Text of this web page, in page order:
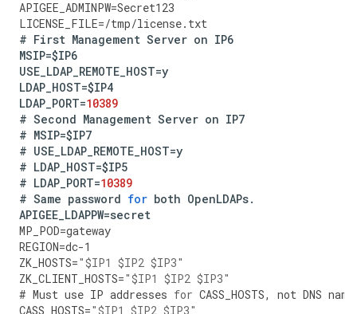
APIGEE_ADMINPW=Secret123
LICENSE_FILE=/tmp/license.txt
# First Management Server on IP6
MSIP=$IP6
USE_LDAP_REMOTE_HOST=y
LDAP_HOST=$IP4
LDAP_PORT=10389
# Second Management Server on IP7
# MSIP=$IP7
# USE_LDAP_REMOTE_HOST=y
# LDAP_HOST=$IP5
# LDAP_PORT=10389
# Same password for both OpenLDAPs.
APIGEE_LDAPPW=secret
MP_POD=gateway
REGION=dc-1
ZK_HOSTS="$IP1 $IP2 $IP3"
ZK_CLIENT_HOSTS="$IP1 $IP2 $IP3"
# Must use IP addresses for CASS_HOSTS, not DNS
CASS_HOSTS="$IP1 $IP2 $IP3"